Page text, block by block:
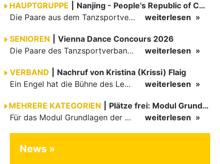
HAUPTGRUPPE
Nanjing - People's Republic of China
Die Paare aus dem Tanzsportverband Baden-Württemberg (TBW) haben beim hochklassig besetzten WDSF GrandSlam im chinesischen Nanjing wieder einmal auf internationalem Top-Niveau geglänzt. Das…
weiterlesen
SENIOREN
Vienna Dance Concours 2026
Die Paare des Tanzsportverbandes Baden-Württemberg (TBW) glänzten auf dem internationalen Parkett des Vienna Dance Concourse 2026 im Wiener Rathaus mit hervorragenden Platzierungen Ergebnisse unter: …
weiterlesen
VERBAND
Nachruf von Kristina (Krissi) Flaig
Ein Engel hat die Bühne des Lebens verlassen. Viel zu früh, plötzlich und für uns alle unfassbar, wurde unsere geliebte Kristina (Krissi) Flaig im Alter von 36 Jahren aus dem Leben gerissen. Das Tanzen…
weiterlesen
MEHRERE KATEGORIEN
Plätze frei: Modul Grundlagen
Für das Modul Grundlagen der Breitensportausbildung vom 10. bis 13. September an der Landessportschule Albstadt sind noch Plätze frei. Das Modul kann auch für den Lizenzerhalt (30 LE fachlich) genutzt…
weiterlesen
News